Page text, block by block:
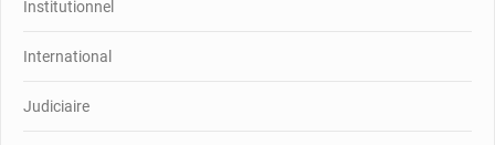
Institutionnel
International
Judiciaire